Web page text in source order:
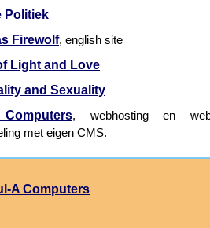
Politiek
Firewolf, english site
Light and Love
and Sexuality
, webhosting en
met eigen CMS.